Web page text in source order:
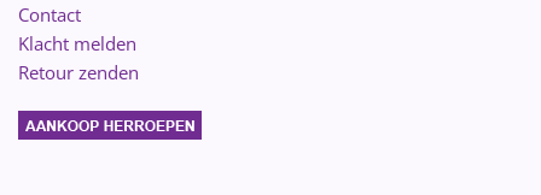
Contact
Klacht melden
Retour zenden